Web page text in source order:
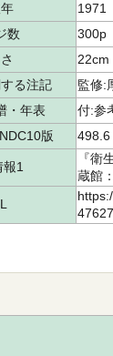
1971
数
300p
22cm
る注記
監修:
・年表
付:参
版
498.6
1
『
蔵館